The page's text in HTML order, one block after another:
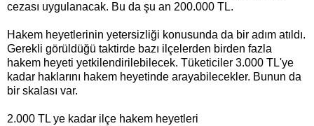
cezası uygulanacak. Bu da şu an 200.000 TL.
Hakem heyetlerinin yetersizliği konusunda da bir adım atıldı.
Gerekli görüldüğü taktirde bazı ilçelerden birden fazla
hakem heyeti yetkilendirilebilecek. Tüketiciler 3.000 TL'ye
kadar haklarını hakem heyetinde arayabilecekler. Bunun da
bir skalası var.
2.000 TL ye kadar ilçe hakem heyetleri